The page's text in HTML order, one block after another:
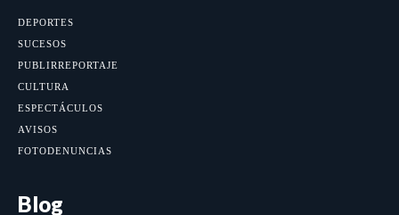
DEPORTES
SUCESOS
PUBLIRREPORTAJE
CULTURA
ESPECTÁCULOS
AVISOS
FOTODENUNCIAS
Blog